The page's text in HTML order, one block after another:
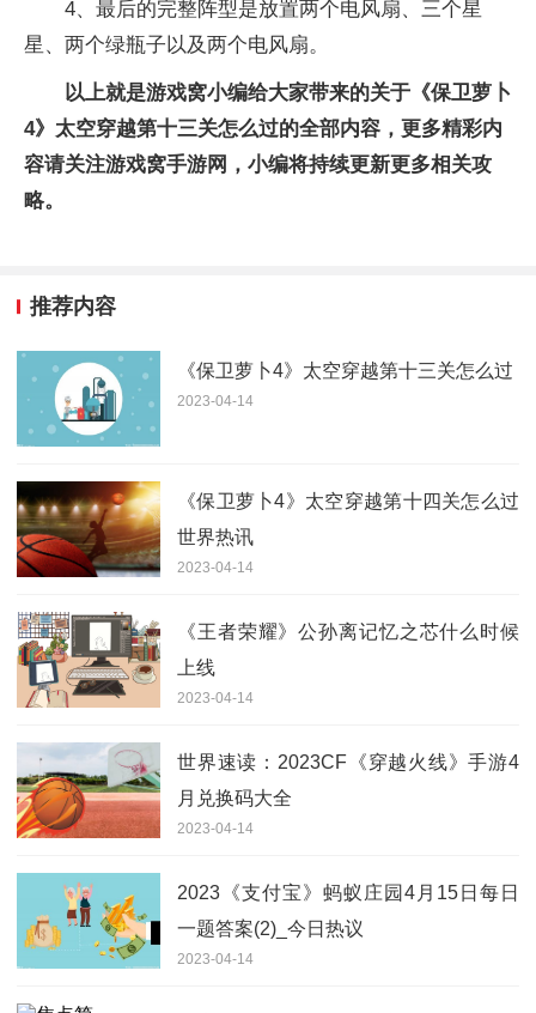
4、最后的完整阵型是放置两个电风扇、三个星
星、两个绿瓶子以及两个电风扇。
以上就是游戏窝小编给大家带来的关于《保卫萝卜
4》太空穿越第十三关怎么过的全部内容，更多精彩内
容请关注游戏窝手游网，小编将持续更新更多相关攻
略。
推荐内容
《保卫萝卜4》太空穿越第十三关怎么过
2023-04-14
《保卫萝卜4》太空穿越第十四关怎么过
世界热讯
2023-04-14
《王者荣耀》公孙离记忆之芯什么时候
上线
2023-04-14
世界速读：2023CF《穿越火线》手游4
月兑换码大全
2023-04-14
2023《支付宝》蚂蚁庄园4月15日每日
一题答案(2)_今日热议
2023-04-14